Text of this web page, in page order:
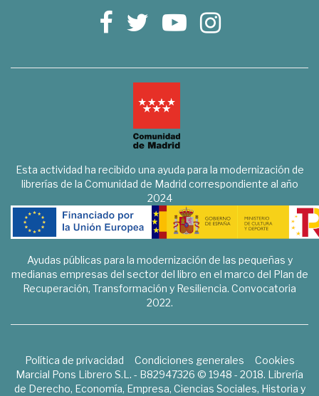
Esta actividad ha recibido una ayuda para la modernización de
librerías de la Comunidad de Madrid correspondiente al año
2024
Ayudas públicas para la modernización de las pequeñas y
medianas empresas del sector del libro en el marco del Plan de
Recuperación, Transformación y Resiliencia. Convocatoria
2022.
Política de privacidad Condiciones generales
Cookies
Marcial Pons Librero S.L. - B82947326 © 1948 - 2018. Librería
de Derecho, Economía, Empresa, Ciencias Sociales, Historia y